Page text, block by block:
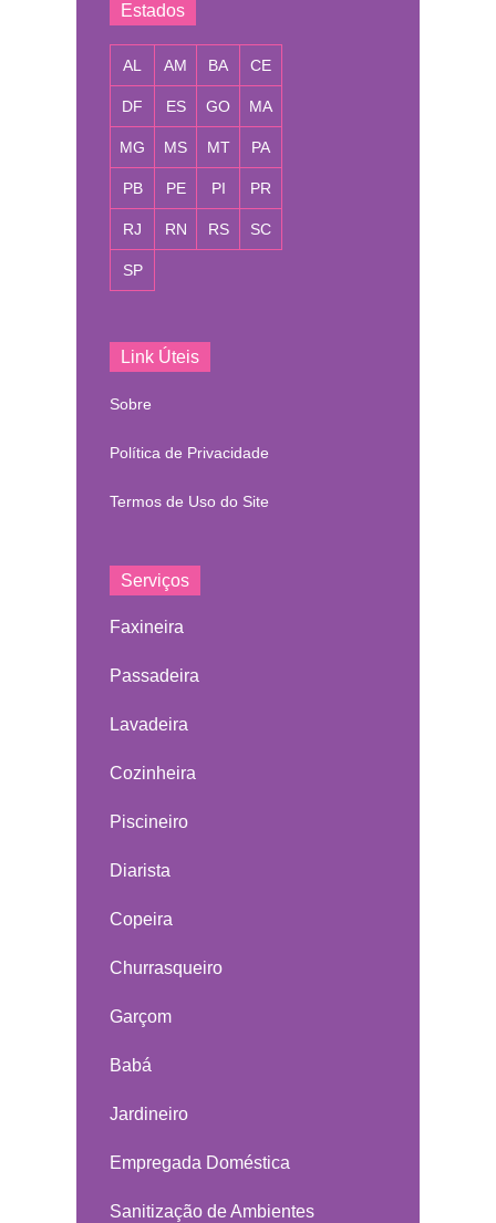
Estados
AL AM BA CE
DF ES GO MA
MG MS MT PA
PB PE PI PR
RJ RN RS SC
SP
Link Úteis
Sobre
Política de Privacidade
Termos de Uso do Site
Serviços
Faxineira
Passadeira
Lavadeira
Cozinheira
Piscineiro
Diarista
Copeira
Churrasqueiro
Garçom
Babá
Jardineiro
Empregada Doméstica
Sanitização de Ambientes